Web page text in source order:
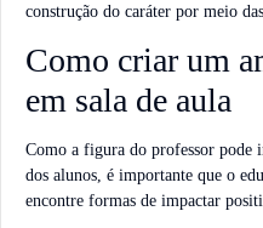
construção do caráter por meio
Como criar um
em sala de aula
Como a figura do professor pode
dos alunos, é importante que o
encontre formas de impactar